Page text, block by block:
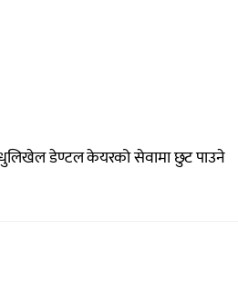
डेण्टल केयरको सेवामा छुट पाउने